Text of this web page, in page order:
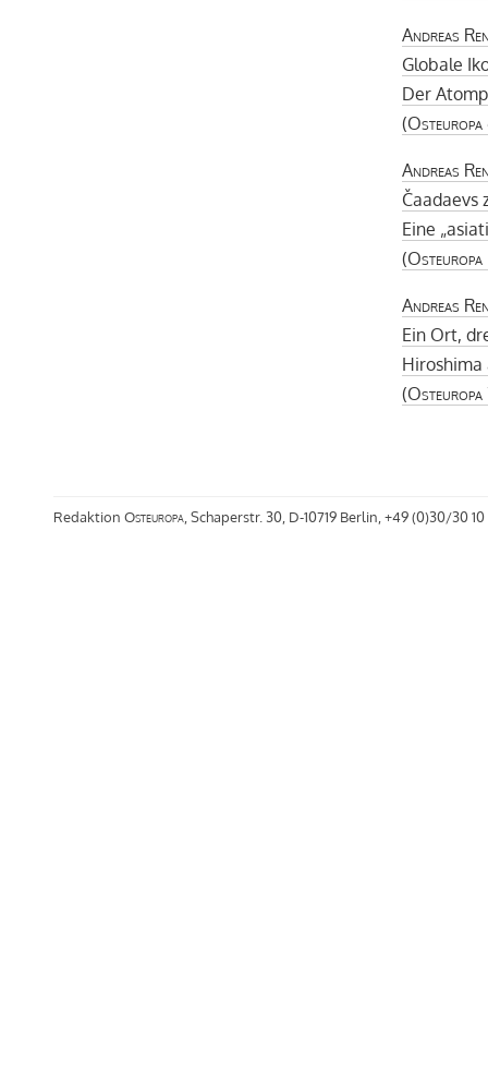
Andreas
Globale
Der
(Osteuropa
Andreas
Čaadaevs
Eine
(Osteuropa
Andreas
Ein Ort,
Hiroshima
(Osteuropa
Redaktion Osteuropa , Schaperstr. 30, D-10719 Berlin, +49 (0)30/30